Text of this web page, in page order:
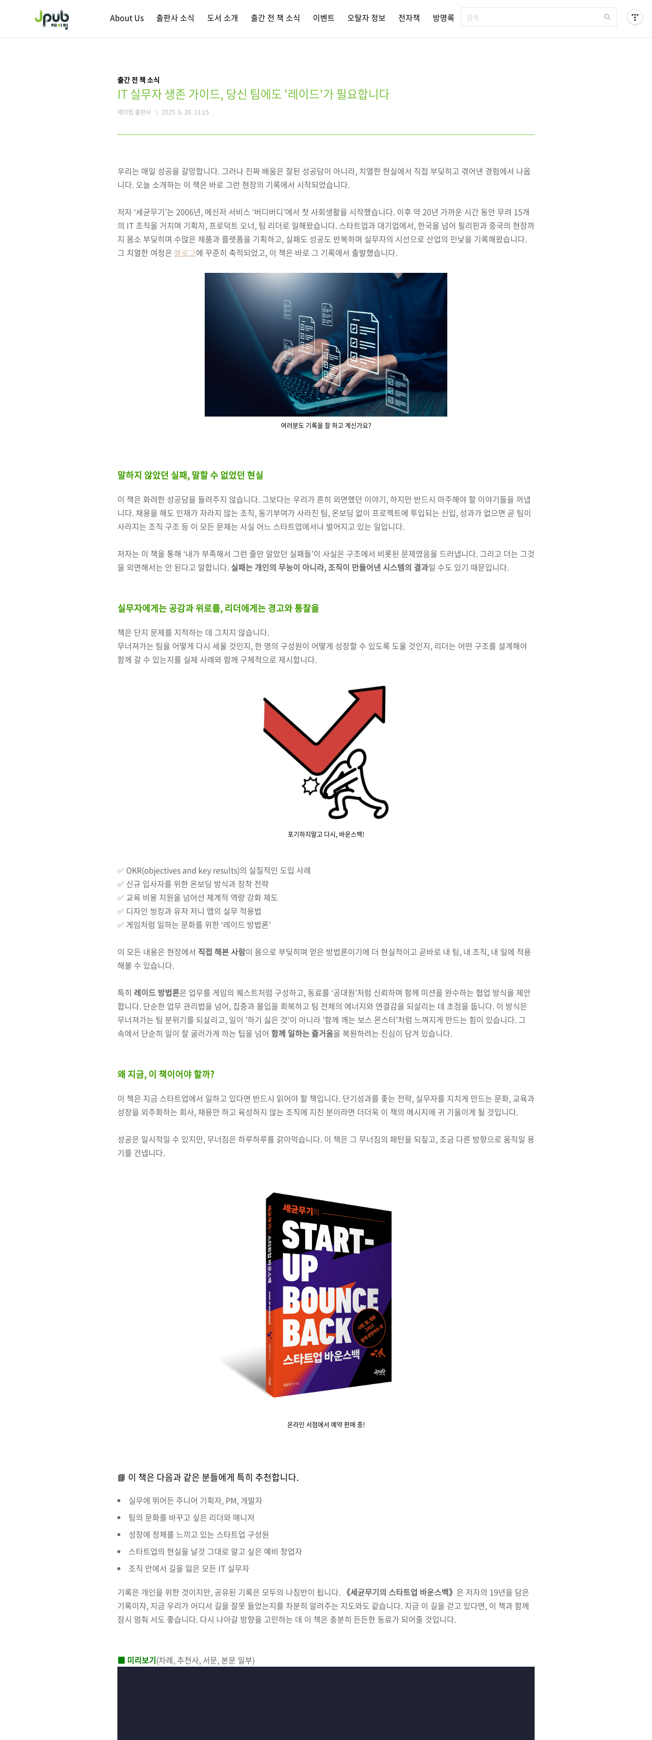
About Us 출판사 소식 도서 소개 출간 전 책 소식 이벤트 오탈자 정보 전자책 방명록
출간 전 책 소식
IT 실무자 생존 가이드, 당신 팀에도 '레이드'가 필요합니다
제이펍 출판사 2025. 6. 26. 11:15
우리는 매일 성공을 갈망합니다. 그러나 진짜 배움은 잘된 성공담이 아니라, 치열한 현실에서 직접 부딪히고 겪어낸 경험에서 나옵
니다. 오늘 소개하는 이 책은 바로 그런 현장의 기록에서 시작되었습니다.
저자 ‘세균무기’는 2006년, 메신저 서비스 ‘버디버디’에서 첫 사회생활을 시작했습니다. 이후 약 20년 가까운 시간 동안 무려 15개
의 IT 조직을 거치며 기획자, 프로덕트 오너, 팀 리더로 일해왔습니다. 스타트업과 대기업에서, 한국을 넘어 필리핀과 중국의 현장까
지 몸소 부딪히며 수많은 제품과 플랫폼을 기획하고, 실패도 성공도 반복하며 실무자의 시선으로 산업의 민낯을 기록해왔습니다.
그 치열한 여정은 블로그에 꾸준히 축적되었고, 이 책은 바로 그 기록에서 출발했습니다.
여러분도 기록을 잘 하고 계신가요?
말하지 않았던 실패, 말할 수 없었던 현실
이 책은 화려한 성공담을 들려주지 않습니다. 그보다는 우리가 흔히 외면했던 이야기, 하지만 반드시 마주해야 할 이야기들을 꺼냅
니다. 채용을 해도 인재가 자라지 않는 조직, 동기부여가 사라진 팀, 온보딩 없이 프로젝트에 투입되는 신입, 성과가 없으면 곧 팀이
사라지는 조직 구조 등 이 모든 문제는 사실 어느 스타트업에서나 벌어지고 있는 일입니다.
저자는 이 책을 통해 ‘내가 부족해서 그런 줄만 알았던 실패들’이 사실은 구조에서 비롯된 문제였음을 드러냅니다. 그리고 더는 그것
을 외면해서는 안 된다고 말합니다. 실패는 개인의 무능이 아니라, 조직이 만들어낸 시스템의 결과일 수도 있기 때문입니다.
실무자에게는 공감과 위로를, 리더에게는 경고와 통찰을
책은 단지 문제를 지적하는 데 그치지 않습니다.
무너져가는 팀을 어떻게 다시 세울 것인지, 한 명의 구성원이 어떻게 성장할 수 있도록 도울 것인지, 리더는 어떤 구조를 설계해야
함께 갈 수 있는지를 실제 사례와 함께 구체적으로 제시합니다.
포기하지말고 다시, 바운스백!
✅ OKR(objectives and key results)의 실질적인 도입 사례
✅ 신규 입사자를 위한 온보딩 방식과 정착 전략
✅ 교육 비용 지원을 넘어선 체계적 역량 강화 제도
✅ 디자인 씽킹과 유저 저니 맵의 실무 적용법
✅ 게임처럼 일하는 문화를 위한 ‘레이드 방법론’
이 모든 내용은 현장에서 직접 해본 사람이 몸으로 부딪히며 얻은 방법론이기에 더 현실적이고 곧바로 내 팀, 내 조직, 내 일에 적용
해볼 수 있습니다.
특히 레이드 방법론은 업무를 게임의 퀘스트처럼 구성하고, 동료를 ‘공대원’처럼 신뢰하며 함께 미션을 완수하는 협업 방식을 제안
합니다. 단순한 업무 관리법을 넘어, 집중과 몰입을 회복하고 팀 전체의 에너지와 연결감을 되살리는 데 초점을 둡니다. 이 방식은
무너져가는 팀 분위기를 되살리고, 일이 '하기 싫은 것'이 아니라 '함께 깨는 보스 몬스터'처럼 느껴지게 만드는 힘이 있습니다. 그
속에서 단순히 일이 잘 굴러가게 하는 팁을 넘어 함께 일하는 즐거움을 복원하려는 진심이 담겨 있습니다.
왜 지금, 이 책이어야 할까?
이 책은 지금 스타트업에서 일하고 있다면 반드시 읽어야 할 책입니다. 단기성과를 좇는 전략, 실무자를 지치게 만드는 문화, 교육과
성장을 외주화하는 회사, 채용만 하고 육성하지 않는 조직에 지친 분이라면 더더욱 이 책의 메시지에 귀 기울이게 될 것입니다.
성공은 일시적일 수 있지만, 무너짐은 하루하루를 갉아먹습니다. 이 책은 그 무너짐의 패턴을 되짚고, 조금 다른 방향으로 움직일 용
기를 건넵니다.
온라인 서점에서 예약 판매 중!
📘 이 책은 다음과 같은 분들에게 특히 추천합니다.
실무에 뛰어든 주니어 기획자, PM, 개발자
팀의 문화를 바꾸고 싶은 리더와 매니저
성장에 정체를 느끼고 있는 스타트업 구성원
스타트업의 현실을 날것 그대로 알고 싶은 예비 창업자
조직 안에서 길을 잃은 모든 IT 실무자
기록은 개인을 위한 것이지만, 공유된 기록은 모두의 나침반이 됩니다. 《세균무기의 스타트업 바운스백》 은 저자의 19년을 담은
기록이자, 지금 우리가 어디서 길을 잘못 들었는지를 차분히 알려주는 지도와도 같습니다. 지금 이 길을 걷고 있다면, 이 책과 함께
잠시 멈춰 서도 좋습니다. 다시 나아갈 방향을 고민하는 데 이 책은 충분히 든든한 동료가 되어줄 것입니다.
■ 미리보기(차례, 추천사, 서문, 본문 일부)